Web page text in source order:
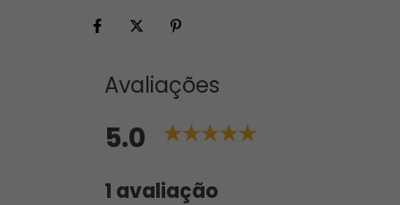
Avaliações
5.0
1 avaliação